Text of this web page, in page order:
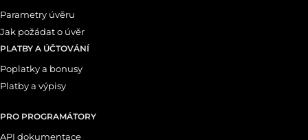
Parametry úvěru
Jak požádat o úvěr
PLATBY A ÚČTOVÁNÍ
Poplatky a bonusy
Platby a výpisy
PRO PROGRAMÁTORY
API dokumentace